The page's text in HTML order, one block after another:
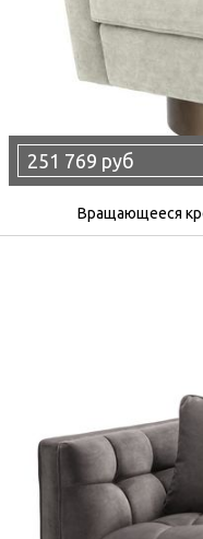
251 769 руб
Вращающееся